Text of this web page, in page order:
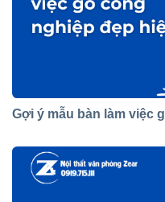
Gợi ý mẫu bàn làm việc